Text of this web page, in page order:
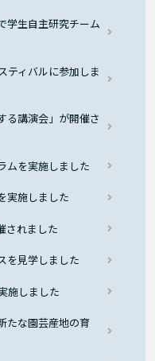
学生自主研究チーム
ティバルに参加しま
る講演会」が開催さ
ムを実施しました
実施しました
されました
を見学しました
施しました
たな園芸産地の育